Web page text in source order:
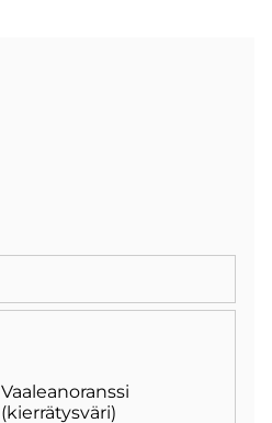
Vaaleanoranssi
(kierrätysväri)